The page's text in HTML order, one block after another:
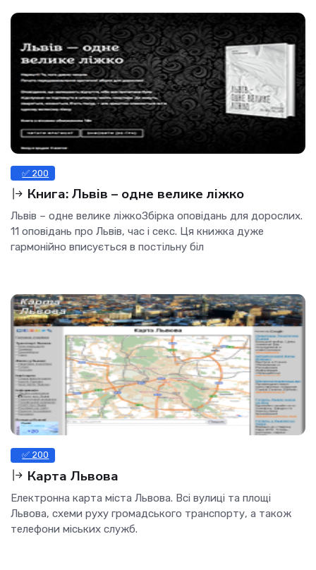
✅ 200
Книга: Львів – одне велике ліжко
Львів – одне велике ліжкоЗбірка оповідань для дорослих.
11 оповідань про Львів, час і секс. Ця книжка дуже
гармонійно вписується в постільну біл
✅ 200
Карта Львова
Електронна карта міста Львова. Всі вулиці та площі
Львова, схеми руху громадського транспорту, а також
телефони міських служб.